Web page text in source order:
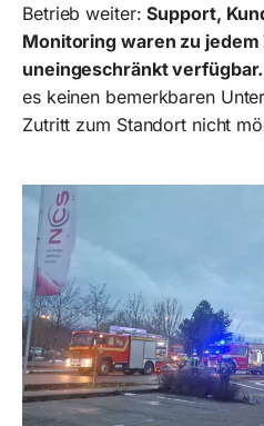
Betrieb weiter:Support,
Monitoring waren zu
uneingeschränkt verfügbar.
es keinen bemerkbaren
Zutritt zum Standort nicht